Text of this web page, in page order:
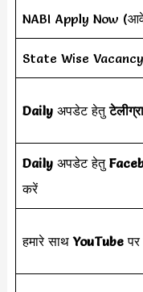
NABI Apply Now
State Wise
Daily अपडेट हेतु
Daily अपडेट हेतु
करें
हमारे साथYouTube